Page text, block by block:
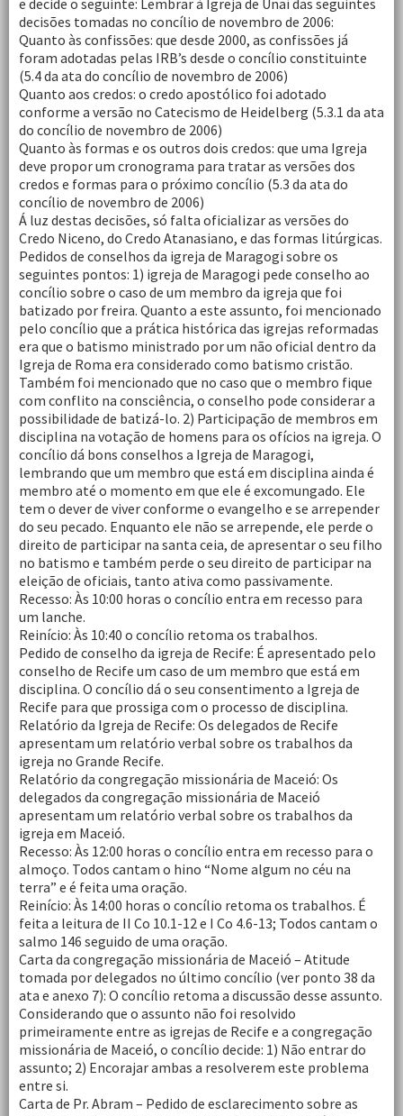
e decide o seguinte: Lembrar à Igreja de Unaí das seguintes
decisões tomadas no concílio de novembro de 2006:
Quanto às confissões: que desde 2000, as confissões já
foram adotadas pelas IRB’s desde o concílio constituinte
(5.4 da ata do concílio de novembro de 2006)
Quanto aos credos: o credo apostólico foi adotado
conforme a versão no Catecismo de Heidelberg (5.3.1 da ata
do concílio de novembro de 2006)
Quanto às formas e os outros dois credos: que uma Igreja
deve propor um cronograma para tratar as versões dos
credos e formas para o próximo concílio (5.3 da ata do
concílio de novembro de 2006)
Á luz destas decisões, só falta oficializar as versões do
Credo Niceno, do Credo Atanasiano, e das formas litúrgicas.
Pedidos de conselhos da igreja de Maragogi sobre os
seguintes pontos: 1) igreja de Maragogi pede conselho ao
concílio sobre o caso de um membro da igreja que foi
batizado por freira. Quanto a este assunto, foi mencionado
pelo concílio que a prática histórica das igrejas reformadas
era que o batismo ministrado por um não oficial dentro da
Igreja de Roma era considerado como batismo cristão.
Também foi mencionado que no caso que o membro fique
com conflito na consciência, o conselho pode considerar a
possibilidade de batizá-lo. 2) Participação de membros em
disciplina na votação de homens para os ofícios na igreja. O
concílio dá bons conselhos a Igreja de Maragogi,
lembrando que um membro que está em disciplina ainda é
membro até o momento em que ele é excomungado. Ele
tem o dever de viver conforme o evangelho e se arrepender
do seu pecado. Enquanto ele não se arrepende, ele perde o
direito de participar na santa ceia, de apresentar o seu filho
no batismo e também perde o seu direito de participar na
eleição de oficiais, tanto ativa como passivamente.
Recesso: Às 10:00 horas o concílio entra em recesso para
um lanche.
Reinício: Às 10:40 o concílio retoma os trabalhos.
Pedido de conselho da igreja de Recife: É apresentado pelo
conselho de Recife um caso de um membro que está em
disciplina. O concílio dá o seu consentimento a Igreja de
Recife para que prossiga com o processo de disciplina.
Relatório da Igreja de Recife: Os delegados de Recife
apresentam um relatório verbal sobre os trabalhos da
igreja no Grande Recife.
Relatório da congregação missionária de Maceió: Os
delegados da congregação missionária de Maceió
apresentam um relatório verbal sobre os trabalhos da
igreja em Maceió.
Recesso: Às 12:00 horas o concílio entra em recesso para o
almoço. Todos cantam o hino “Nome algum no céu na
terra” e é feita uma oração.
Reinício: Às 14:00 horas o concílio retoma os trabalhos. É
feita a leitura de II Co 10.1-12 e I Co 4.6-13; Todos cantam o
salmo 146 seguido de uma oração.
Carta da congregação missionária de Maceió – Atitude
tomada por delegados no último concílio (ver ponto 38 da
ata e anexo 7): O concílio retoma a discussão desse assunto.
Considerando que o assunto não foi resolvido
primeiramente entre as igrejas de Recife e a congregação
missionária de Maceió, o concílio decide: 1) Não entrar do
assunto; 2) Encorajar ambas a resolverem este problema
entre si.
Carta de Pr. Abram – Pedido de esclarecimento sobre as